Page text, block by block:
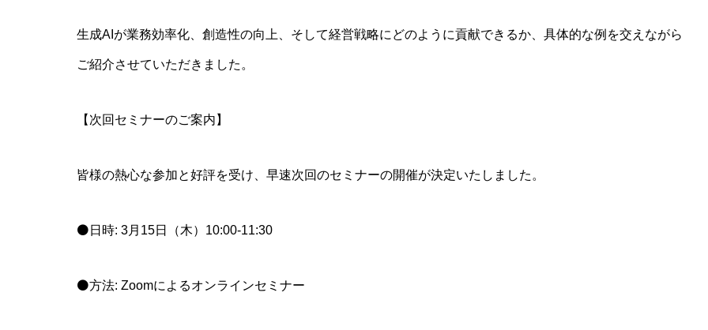
生成AIが業務効率化、創造性の向上、そして経営戦略にどのように貢献できるか、具体的な例を交えながら
ご紹介させていただきました。
【次回セミナーのご案内】
皆様の熱心な参加と好評を受け、早速次回のセミナーの開催が決定いたしました。
⚫日時: 3月15日（木）10:00-11:30
⚫方法: Zoomによるオンラインセミナー